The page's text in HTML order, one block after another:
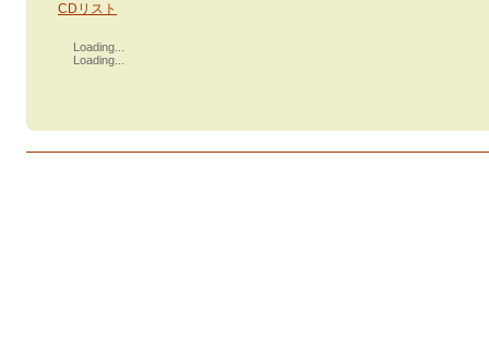
CDリスト
Loading...
Loading...